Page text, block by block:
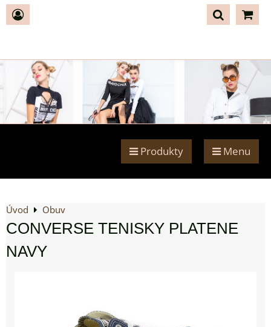
Produkty Menu
Úvod Obuv
CONVERSE TENISKY PLATENE
NAVY